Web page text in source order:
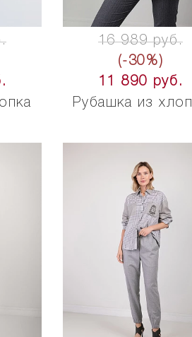
16 989 руб.
(-30%)
11 890 руб.
Рубашка из